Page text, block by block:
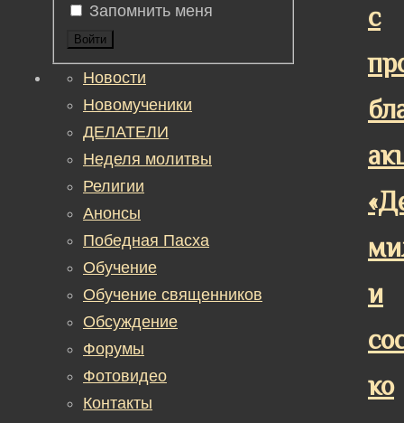
с
и
ко
Запомнить меня
Войти
Новости
Новомученики
ДЕЛАТЕЛИ
Неделя молитвы
Религии
Анонсы
Победная Пасха
Обучение
Обучение священников
Обсуждение
Форумы
Фотовидео
Контакты